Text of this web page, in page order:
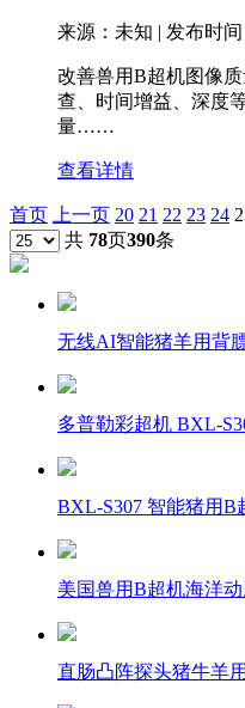
来源：未知 | 发布时间
改善兽用B超机图像
查、时间增益、深度
量……
查看详情
首页 上一页 20 21 22 23 24
共 78页390条
无线AI智能猪羊用背
多普勒彩超机 BXL-
BXL-S307 智能猪用B
美国兽用B超机海洋动
直肠凸阵探头猪牛羊